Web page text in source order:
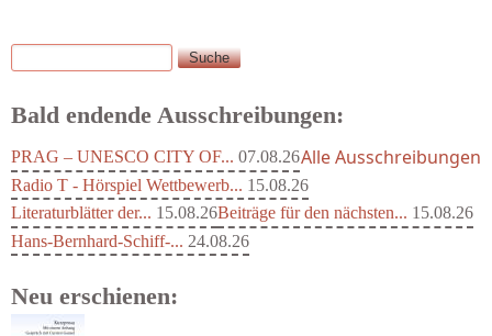
Suchformular
Suche
Bald endende Ausschreibungen:
PRAG – UNESCO CITY OF... 07.08.26
Radio T - Hörspiel Wettbewerb... 15.08.26
Literaturblätter der... 15.08.26Beiträge für den nächsten... 15.08.26
Hans-Bernhard-Schiff-... 24.08.26
Alle Ausschreibungen
Neu erschienen: